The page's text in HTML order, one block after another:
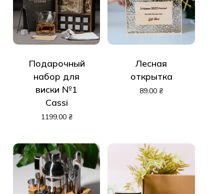
Подарочный
набор для
виски №1
Cassi
1199,00 ₴
Лесная
открытка
89,00 ₴